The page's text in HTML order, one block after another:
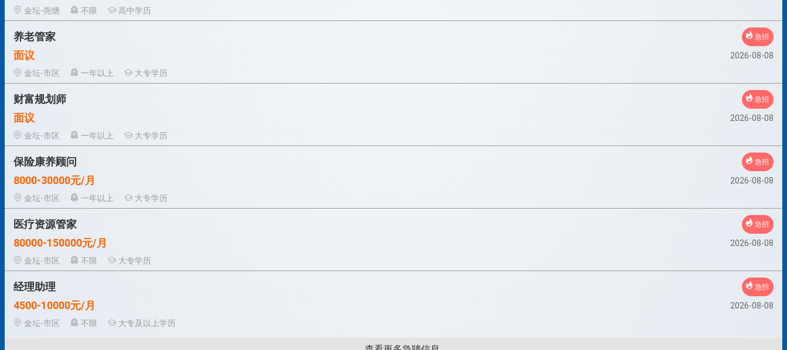
金坛-尧塘
不限 高中学历
养老管家 急招
面议
2026-08-08
金坛-市区
一年以上 大专学历
财富规划师 急招
面议
2026-08-08
金坛-市区
一年以上 大专学历
保险康养顾问 急招
8000-30000元/月
2026-08-08
金坛-市区
一年以上 大专学历
医疗资源管家 急招
80000-150000元/月
2026-08-08
金坛-市区
不限 大专学历
经理助理 急招
4500-10000元/月
2026-08-08
金坛-市区
不限 大专及以上学历